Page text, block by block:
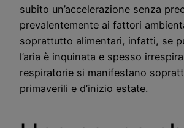
subito un’accelerazione senza
prevalentemente ai fattori
soprattutto alimentari, infatti, se
l’aria è inquinata e spesso
respiratorie si manifestano
primaverili e d’inizio estate.